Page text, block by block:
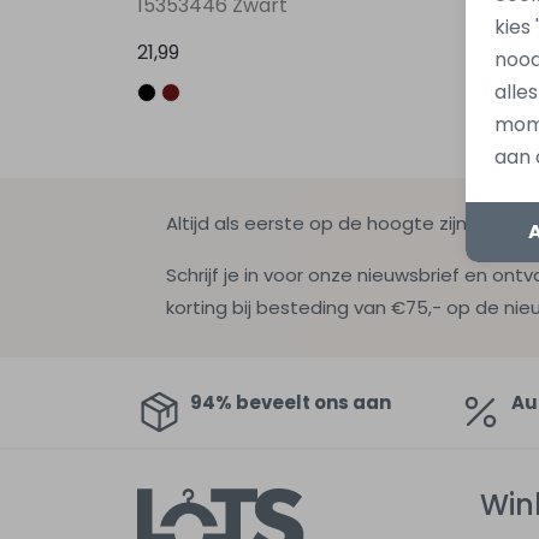
15353446 Zwart
21,99
21,99
Altijd als eerste op de hoogte zijn?
Schrijf je in voor onze nieuwsbrief en
korting bij besteding van €75,- op de
94% beveelt ons aan
kies
aan